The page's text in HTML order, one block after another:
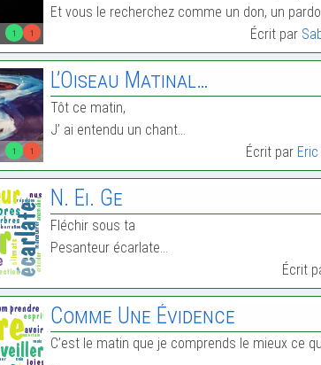
1 1
Et vous le recherchez comme un don, un
Écrit par
1 1
L’Oiseau Matinal…
Tôt ce matin,
J’ ai entendu un chant…
Écrit par
N. Ei. Ge
Fléchir sous ta
Pesanteur écarlate…
Écrit
Comme Une Évidence
C’est le matin que je comprends le mieux ce